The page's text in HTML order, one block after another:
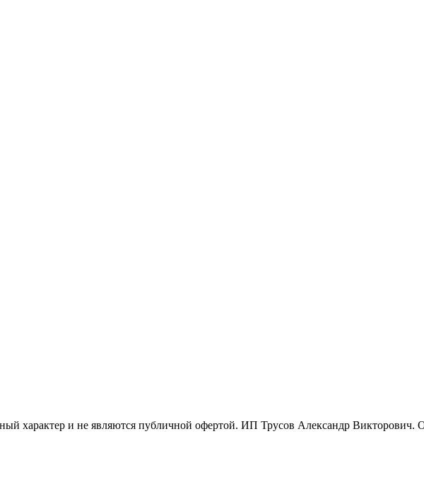
характер и не являются публичной офертой. ИП Трусов Александр